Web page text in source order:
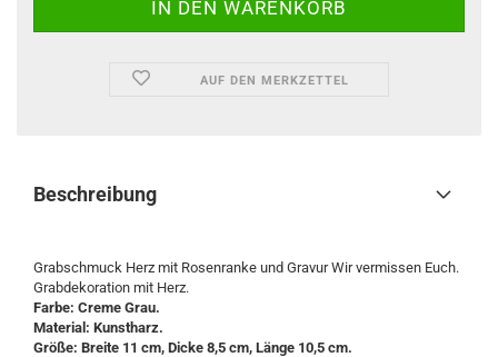
AUF DEN MERKZETTEL
Beschreibung
Grabschmuck Herz mit Rosenranke und Gravur Wir vermissen Euch.
Grabdekoration mit Herz.
Farbe: Creme Grau.
Material: Kunstharz.
Größe: Breite 11 cm, Dicke 8,5 cm, Länge 10,5 cm.